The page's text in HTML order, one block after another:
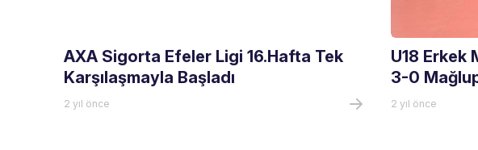
AXA Sigorta Efeler Ligi 16.Hafta Tek
Karşılaşmayla Başladı
2 yıl önce
U18 Erkek
3-0
2 yıl önce